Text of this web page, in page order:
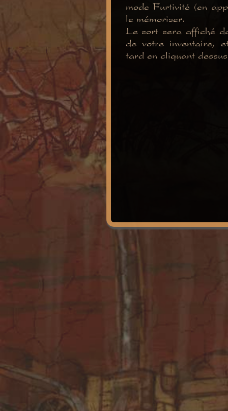
mode Furtivité (en
le mémoriser.
Le sort sera affiché
de votre inventaire,
tard en cliquant